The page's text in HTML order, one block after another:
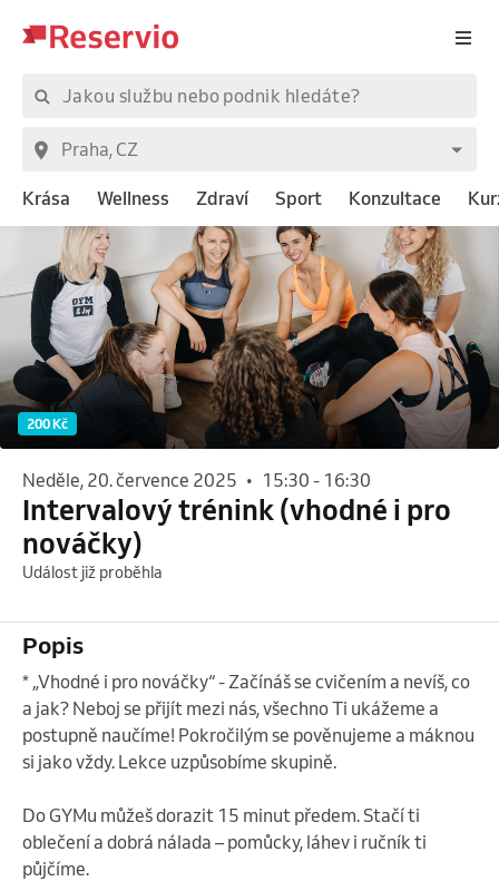
Krása Wellness Zdraví Sport Konzultace
200 Kč
neděle, 20. července 2025 • 15:30 - 16:30
Intervalový trénink (vhodné i pro
nováčky)
Událost již proběhla
Popis
* „Vhodné i pro nováčky“ - Začínáš se cvičením a nevíš, co
a jak? Neboj se přijít mezi nás, všechno Ti ukážeme a
postupně naučíme! Pokročilým se pověnujeme a máknou
si jako vždy. Lekce uzpůsobíme skupině.
Do GYMu můžeš dorazit 15 minut předem. Stačí ti
oblečení a dobrá nálada – pomůcky, láhev i ručník ti
půjčíme.